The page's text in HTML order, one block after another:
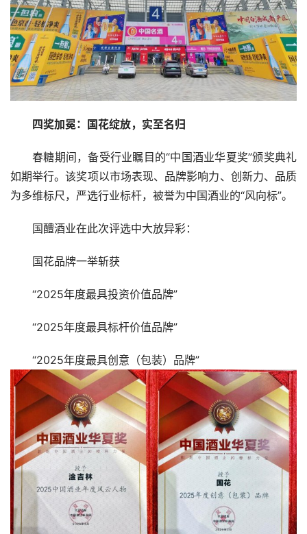
四奖加冕：国花绽放，实至名归
春糖期间，备受行业瞩目的“中国酒业华夏奖”颁奖典礼
如期举行。该奖项以市场表现、品牌影响力、创新力、品质
为多维标尺，严选行业标杆，被誉为中国酒业的“风向标”。
国醴酒业在此次评选中大放异彩：
国花品牌一举斩获
“2025年度最具投资价值品牌”
“2025年度最具标杆价值品牌”
“2025年度最具创意（包装）品牌”